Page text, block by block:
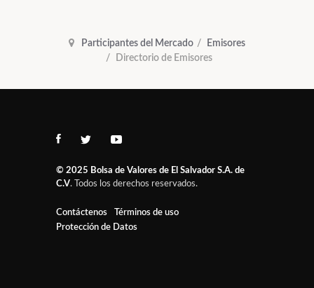
Participantes del Mercado
Emisores
Directorio de Emisores
© 2025 Bolsa de Valores de El Salvador S.A. de
C.V. Todos los derechos reservados.
Contáctenos
Términos de uso
Protección de Datos